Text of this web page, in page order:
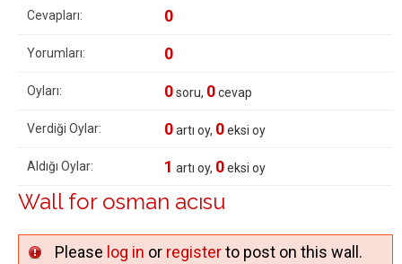
Cevapları: 0
Yorumları: 0
Oyları: 0soru, 0cevap
Verdiği Oylar: 0artı oy, 0eksi oy
Aldığı Oylar: 1 artı oy, 0eksi oy
Wall for osman acısu
Please log in or registerto post on this wall.